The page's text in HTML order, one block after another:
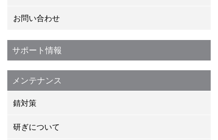
お問い合わせ
サポート情報
メンテナンス
錆対策
研ぎについて